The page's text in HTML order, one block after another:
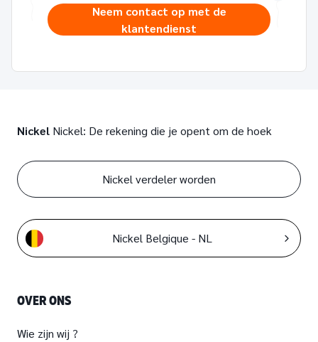
Neem contact op met de
klantendienst
Nickel Nickel: De rekening die je opent om de hoek
OVER ONS
Wie zijn wij ?
Nickel verdeler worden
Nickel Belgique - NL